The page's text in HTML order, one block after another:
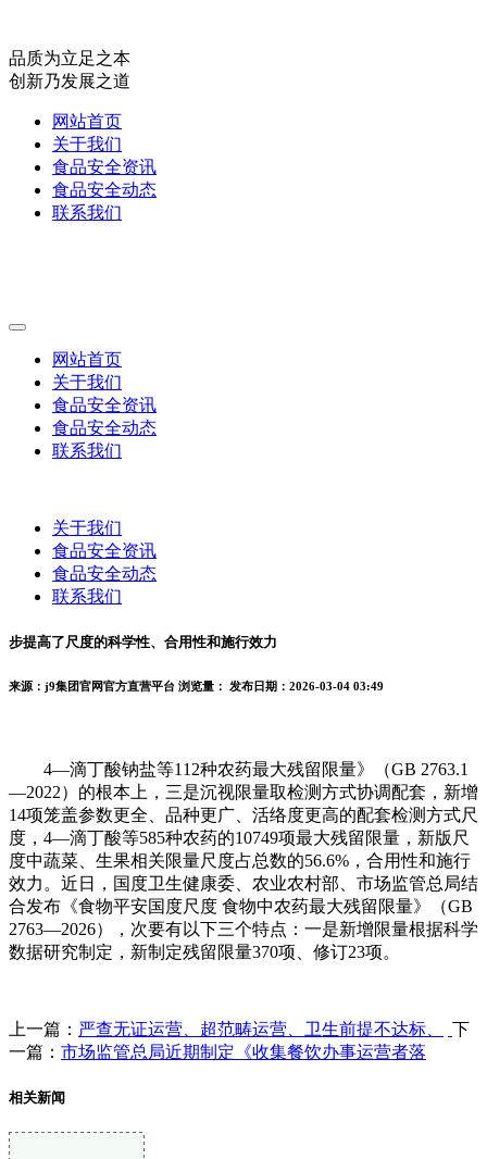
品质为立足之本
创新乃发展之道
网站首页
关于我们
食品安全资讯
食品安全动态
联系我们
网站首页
关于我们
食品安全资讯
食品安全动态
联系我们
关于我们
食品安全资讯
食品安全动态
联系我们
步提高了尺度的科学性、合用性和施行效力
来源：j9集团官网官方直营平台 浏览量： 发布日期：2026-03-04 03:49
4—滴丁酸钠盐等112种农药最大残留限量》（GB 2763.1
—2022）的根本上，三是沉视限量取检测方式协调配套，新增
14项笼盖参数更全、品种更广、活络度更高的配套检测方式尺
度，4—滴丁酸等585种农药的10749项最大残留限量，新版尺
度中蔬菜、生果相关限量尺度占总数的56.6%，合用性和施行
效力。近日，国度卫生健康委、农业农村部、市场监管总局结
合发布《食物平安国度尺度 食物中农药最大残留限量》（GB
2763—2026），次要有以下三个特点：一是新增限量根据科学
数据研究制定，新制定残留限量370项、修订23项。
上一篇： 严查无证运营、超范畴运营、卫生前提不达标、
下
一篇： 市场监管总局近期制定《收集餐饮办事运营者落
相关新闻